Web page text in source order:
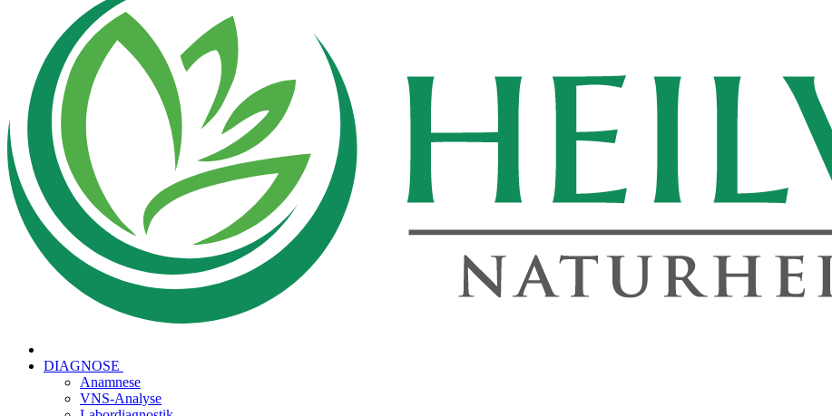
DIAGNOSE
Anamnese
VNS-Analyse